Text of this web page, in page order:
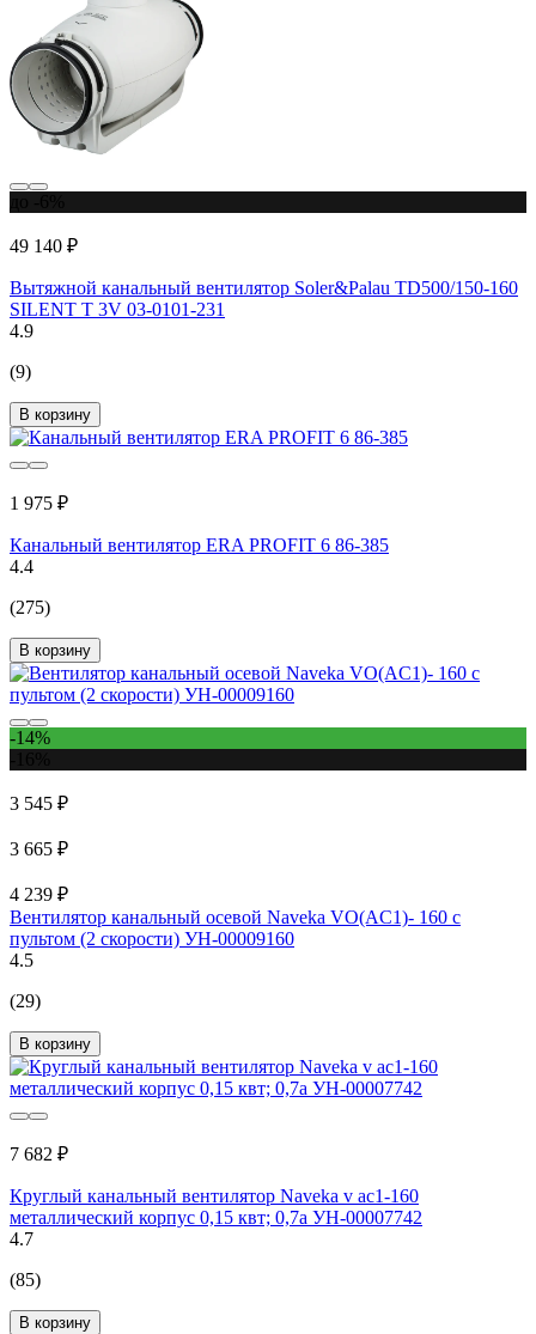
49 140 ₽
Вытяжной канальный вентилятор Soler&Palau TD500/150-160
SILENT Т 3V 03-0101-231
4.9
(9)
В корзину
1 975 ₽
Канальный вентилятор ERA PROFIT 6 86-385
4.4
(275)
В корзину
-14%
3 545 ₽
3 665 ₽
4 239 ₽
Вентилятор канальный осевой Naveka VO(AC1)- 160 с
пультом (2 скорости) УН-00009160
4.5
(29)
В корзину
7 682 ₽
Круглый канальный вентилятор Naveka v ac1-160
металлический корпус 0,15 квт; 0,7а УН-00007742
4.7
(85)
В корзину